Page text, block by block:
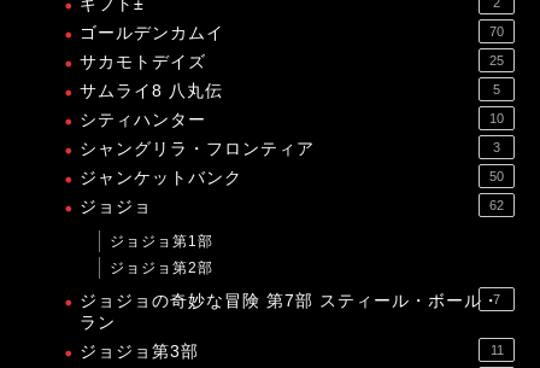
ギフト±
ゴールデンカムイ 70
サカモトデイズ 25
サムライ8 八丸伝 5
シティハンター 10
シャングリラ・フロンティア 3
ジャンケットバンク 50
ジョジョ 62
ジョジョ第1部
ジョジョ第2部
ジョジョの奇妙な冒険 第7部 スティール・ボール・
ラン
7
ジョジョ第3部 11